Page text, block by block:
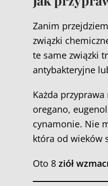
Zanim
związki
te same związki
antybakteryjne
Każda
oregano,
cynamonie. Nie
która od wieków
Oto 8 ziół